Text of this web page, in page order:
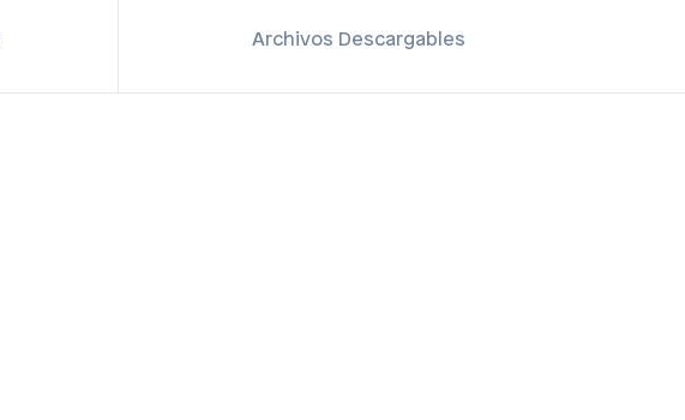
Archivos Descargables